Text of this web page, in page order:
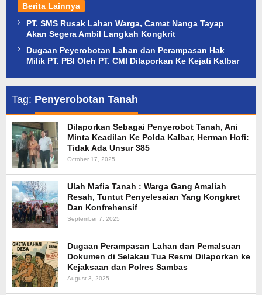
Berita Lainnya
PT. SMS Rusak Lahan Warga, Camat Nanga Tayap
Akan Segera Ambil Langkah Kongkrit
Dugaan Peyerobotan Lahan dan Perampasan Hak
Milik PT. PBI Oleh PT. CMI Dilaporkan Ke Kejati Kalbar
Tag: Penyerobotan Tanah
Dilaporkan Sebagai Penyerobot Tanah, Ani
Minta Keadilan Ke Polda Kalbar, Herman Hofi:
Tidak Ada Unsur 385
October 17, 2025
Ulah Mafia Tanah : Warga Gang Amaliah
Resah, Tuntut Penyelesaian Yang Kongkret
Dan Konfrehensif
September 7, 2025
Dugaan Perampasan Lahan dan Pemalsuan
Dokumen di Selakau Tua Resmi Dilaporkan ke
Kejaksaan dan Polres Sambas
August 3, 2025